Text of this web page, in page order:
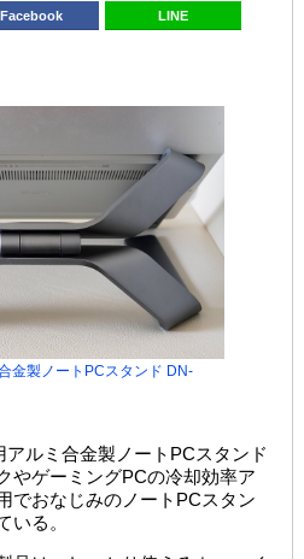
Facebook LINE
金製ノートPCスタンド DN-
ルミ合金製ノートPCスタンド
やゲーミングPCの冷却効率ア
でおなじみのノートPCスタン
いる。